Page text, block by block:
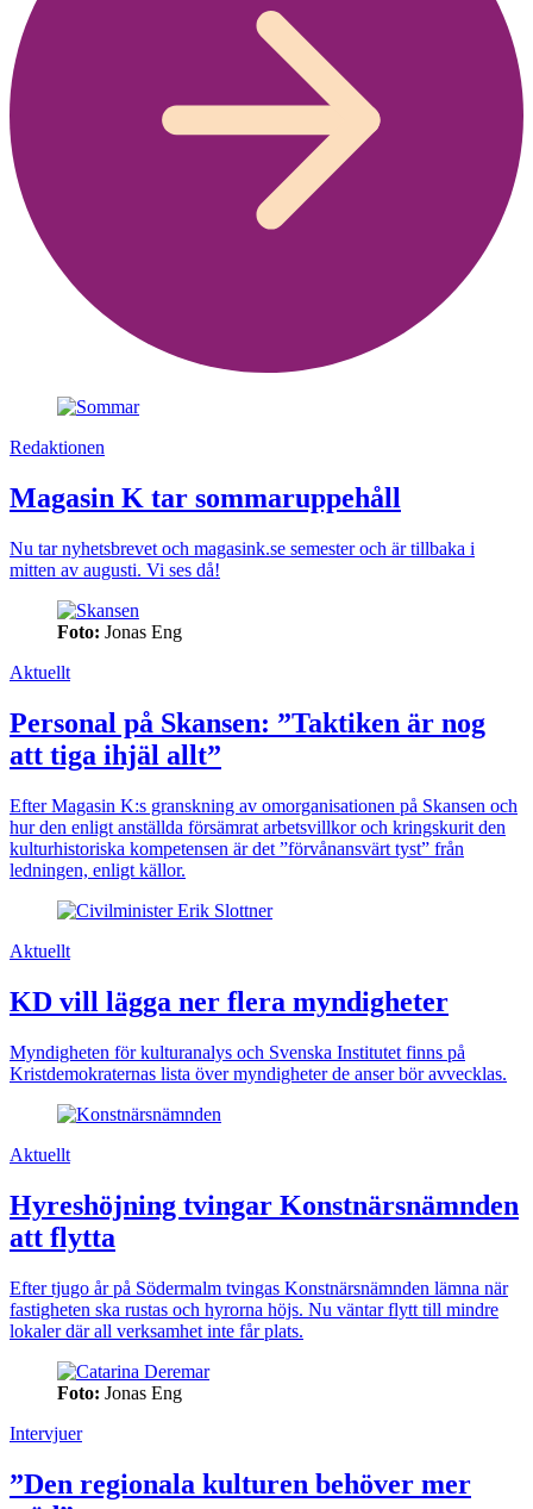
Redaktionen
Magasin K tar sommaruppehåll
Nu tar nyhetsbrevet och magasink.se semester och är tillbaka i
mitten av augusti. Vi ses då!
Foto: Jonas Eng
Aktuellt
Personal på Skansen: ”Taktiken är nog
att tiga ihjäl allt”
Efter Magasin K:s granskning av omorganisationen på Skansen och
hur den enligt anställda försämrat arbetsvillkor och kringskurit den
kulturhistoriska kompetensen är det ”förvånansvärt tyst” från
ledningen, enligt källor.
Aktuellt
KD vill lägga ner flera myndigheter
Myndigheten för kulturanalys och Svenska Institutet finns på
Kristdemokraternas lista över myndigheter de anser bör avvecklas.
Aktuellt
Hyreshöjning tvingar Konstnärsnämnden
att flytta
Efter tjugo år på Södermalm tvingas Konstnärsnämnden lämna när
fastigheten ska rustas och hyrorna höjs. Nu väntar flytt till mindre
lokaler där all verksamhet inte får plats.
Foto: Jonas Eng
Intervjuer
”Den regionala kulturen behöver mer